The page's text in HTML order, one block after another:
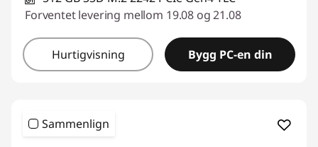
Forventet levering mellom 19.08 og 21.08
Hurtigvisning Bygg PC-en din
Sammenlign